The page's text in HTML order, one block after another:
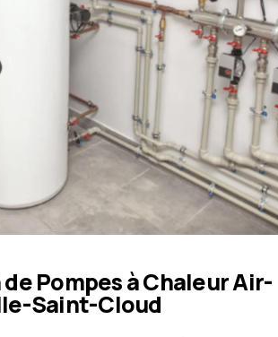
Pompes à Chaleur Air-
Saint-Cloud